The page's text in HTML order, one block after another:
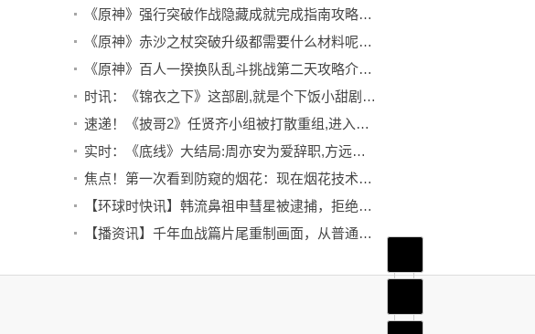
《原神》强行突破作战隐藏成就完成指南攻略来喽！有需要的玩家不要错过呦！
《原神》赤沙之杖突破升级都需要什么材料呢？详情内容介绍
《原神》百人一揆换队乱斗挑战第二天攻略介绍 感兴趣的玩家快来看看吧！
时讯：《锦衣之下》这部剧,就是个下饭小甜剧,男女主人设极其鲜明
速递！《披哥2》任贤齐小组被打散重组,进入吴克群小组,接下来会呈现惊喜
实时：《底线》大结局:周亦安为爱辞职,方远喜提二胎,全剧最惨却是她
焦点！第一次看到防窥的烟花：现在烟花技术含量这么高？
【环球时快讯】韩流鼻祖申彗星被逮捕，拒绝接受酒精测试，涉嫌盗窃车辆
【播资讯】千年血战篇片尾重制画面，从普通人到死神，一护的成长好怀念！